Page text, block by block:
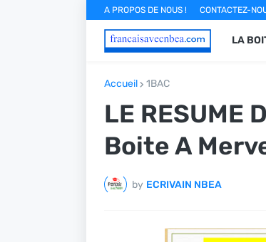
A PROPOS DE NOUS ! CONTACTEZ-
LA
Accueil 1BAC
LE RESUME
Boite A
by ECRIVAIN NBEA